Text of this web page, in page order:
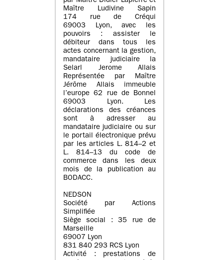
Maître Ludivine Sapin
174 rue de Créqui
69003 Lyon, avec les
pouvoirs : assister le
débiteur dans tous les
actes concernant la gestion,
mandataire judiciaire la
Selarl Jerome Allais
Représentée par Maître
Jérôme Allais immeuble
l’europe 62 rue de Bonnel
69003 Lyon. Les
déclarations des créances
sont à adresser au
mandataire judiciaire ou sur
le portail électronique prévu
par les articles L. 814–2 et
L. 814–13 du code de
commerce dans les deux
mois de la publication au
BODACC.
NEDSON
Société par Actions
Simplifiée
Siège social : 35 rue de
Marseille
69007 Lyon
831 840 293 RCS Lyon
Activité : prestations de